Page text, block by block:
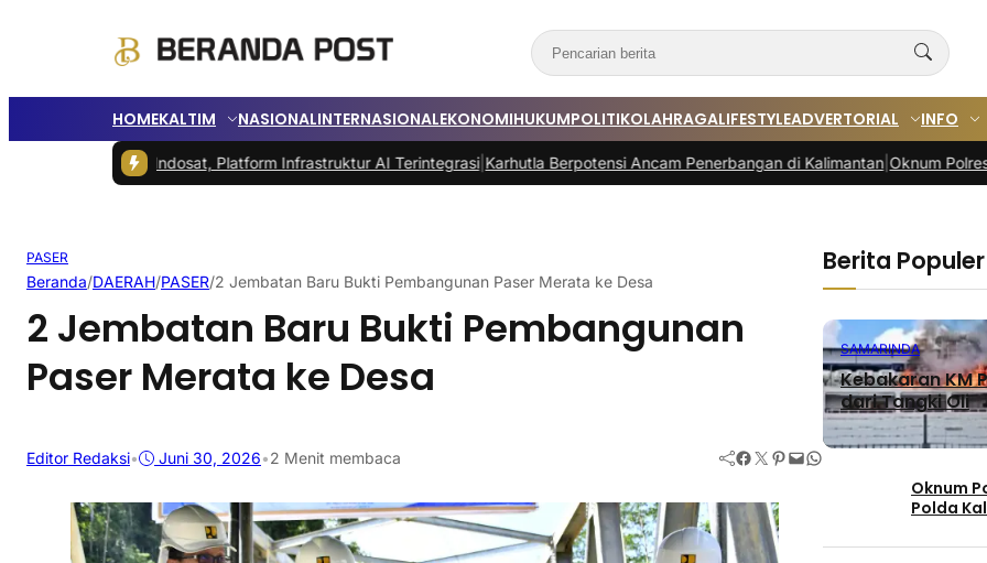
HOMEKALTIM NASIONALINTERNASIONALEKONOMIHUKUMPOLITIKOLAHRAGALIFESTYLEADVERTORIAL INFO
by Indosat, Platform Infrastruktur AI Terintegrasi|Karhutla Berpotensi Ancam Penerbangan di Kalimantan|Oknum Polres PPU
PASER
Beranda/DAERAH/PASER/2 Jembatan Baru Bukti Pembangunan Paser Merata ke Desa
2 Jembatan Baru Bukti Pembangunan
Paser Merata ke Desa
Editor Redaksi• Juni 30, 2026•2 Menit membaca Facebook Twitter Pinterest Mail WhatsApp
Berita Populer
SAMARINDA
Kebakaran KM
dari Tangki Oli
Oknum
Polda